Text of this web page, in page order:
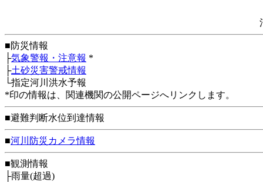
■防災情報
├気象警報・注意報 *
├土砂災害警戒情報
└指定河川洪水予報
*印の情報は、関連機関の公開ページへリンクします。
■避難判断水位到達情報
■河川防災カメラ情報
■観測情報
├雨量(超過)